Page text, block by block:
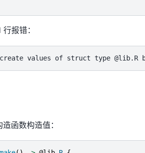
报错：
函数构造值：